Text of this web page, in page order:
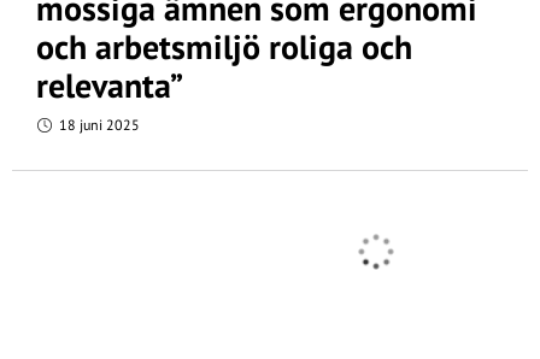
och arbetsmiljö roliga och
relevanta”
18 juni 2025